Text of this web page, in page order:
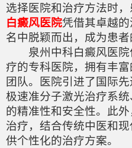
选择医院和治疗方法时，
白癜风医院凭借其卓越
名中脱颖而出，成为患者
泉州中科白癜风医院
疗的专科医院，拥有丰
团队。医院引进了国际
极速准分子激光治疗系
的精准性和安全性。此
治疗，结合传统中医和
供个性化的治疗方案。